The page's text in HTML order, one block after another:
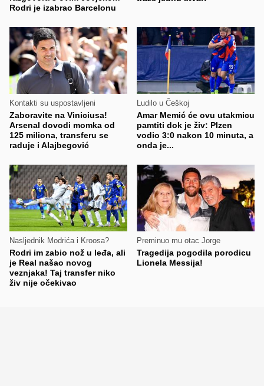
Rodri je izabrao Barcelonu
Kontakti su uspostavljeni
Zaboravite na Viniciusa!
Arsenal dovodi momka od
125 miliona, transferu se
raduje i Alajbegović
Ludilo u Češkoj
Amar Memić će ovu utakmicu
pamtiti dok je živ: Plzen
vodio 3:0 nakon 10 minuta, a
onda je...
Nasljednik Modrića i Kroosa?
Rodri im zabio nož u leđa, ali
je Real našao novog
veznjaka! Taj transfer niko
živ nije očekivao
Preminuo mu otac Jorge
Tragedija pogodila porodicu
Lionela Messija!